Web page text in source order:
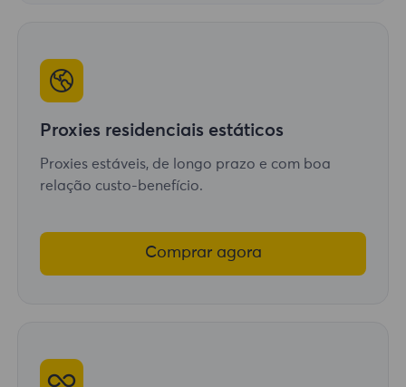
Proxies residenciais estáticos
Proxies estáveis, de longo prazo e com boa
relação custo-benefício.
Comprar agora